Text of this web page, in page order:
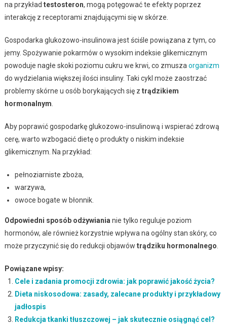
na przykład testosteron, mogą potęgować te efekty poprzez
interakcję z receptorami znajdującymi się w skórze.
Gospodarka glukozowo-insulinowa jest ściśle powiązana z tym, co
jemy. Spożywanie pokarmów o wysokim indeksie glikemicznym
powoduje nagłe skoki poziomu cukru we krwi, co zmusza organizm
do wydzielania większej ilości insuliny. Taki cykl może zaostrzać
problemy skórne u osób borykających się z trądzikiem
hormonalnym
Aby poprawić gospodarkę glukozowo-insulinową i wspierać zdrową
cerę, warto wzbogacić dietę o produkty o niskim indeksie
glikemicznym. Na przykład:
pełnoziarniste zboża,
warzywa,
owoce bogate w błonnik.
Odpowiedni sposób odżywiania nie tylko reguluje poziom
hormonów, ale również korzystnie wpływa na ogólny stan skóry, co
może przyczynić się do redukcji objawów trądziku hormonalnego
Powiązane wpisy:
Cele i zadania promocji zdrowia: jak poprawić jakość życia?
Dieta niskosodowa: zasady, zalecane produkty i przykładowy
jadłospis
Redukcja tkanki tłuszczowej – jak skutecznie osiągnąć cel?